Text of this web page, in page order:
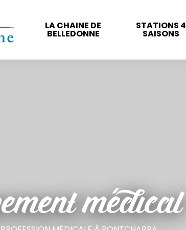
LA CHAINE DE
BELLEDONNE
STATIONS 4
SAISONS
médical